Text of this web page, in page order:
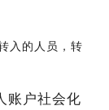
入的人员，转
账户社会化